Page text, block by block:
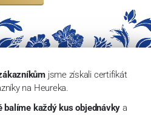
jsme získali certifikát
na Heureka.
balíme každý kus objednávky a